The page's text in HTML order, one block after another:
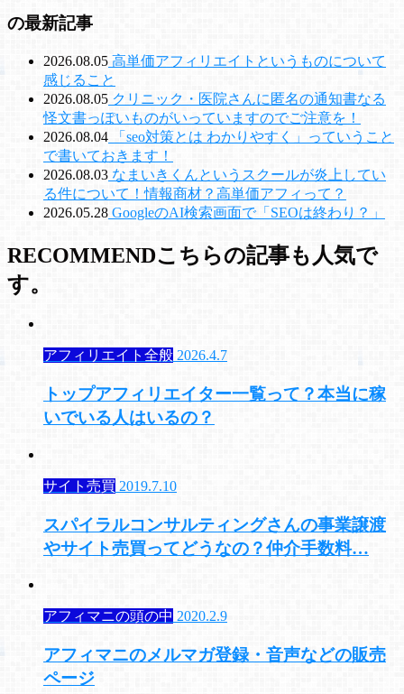
の最新記事
2026.08.05 高単価アフィリエイトというものについて
感じること
2026.08.05 クリニック・医院さんに匿名の通知書なる
怪文書っぽいものがいっていますのでご注意を！
2026.08.04 「seo対策とは わかりやすく」っていうこと
で書いておきます！
2026.08.03 なまいきくんというスクールが炎上してい
る件について！情報商材？高単価アフィって？
2026.05.28 GoogleのAI検索画面で「SEOは終わり？」
RECOMMENDこちらの記事も人気で
す。
アフィリエイト全般 2026.4.7
トップアフィリエイター一覧って？本当に稼
いでいる人はいるの？
サイト売買 2019.7.10
スパイラルコンサルティングさんの事業譲渡
やサイト売買ってどうなの？仲介手数料…
アフィマニの頭の中 2020.2.9
アフィマニのメルマガ登録・音声などの販売
ページ